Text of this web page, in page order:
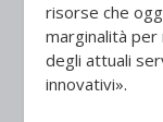
risorse che
marginalità
degli attuali
innovativi».